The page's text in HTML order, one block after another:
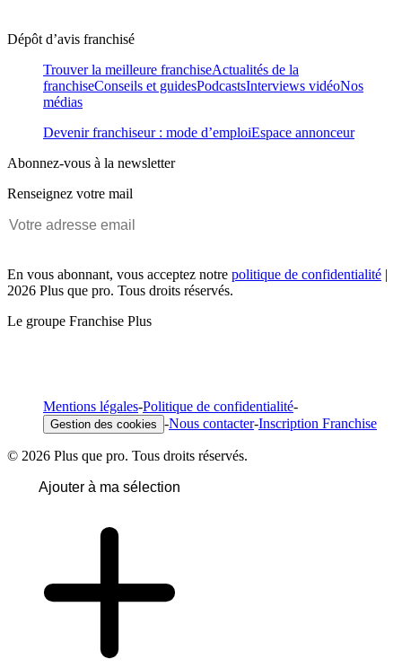
Dépôt d’avis franchisé
Trouver la meilleure franchiseActualités de la
franchiseConseils et guidesPodcastsInterviews vidéoNos
médias
Devenir franchiseur : mode d’emploiEspace annonceur
Abonnez-vous à la newsletter
Renseignez votre mail
En vous abonnant, vous acceptez notre politique de confidentialité |
2026 Plus que pro. Tous droits réservés.
Le groupe Franchise Plus
Mentions légales-Politique de confidentialité-
Gestion des cookies -Nous contacter-Inscription Franchise
© 2026 Plus que pro. Tous droits réservés.
Ajouter à ma sélection